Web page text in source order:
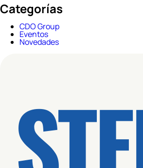
Categorías
CDO Group
Eventos
Novedades